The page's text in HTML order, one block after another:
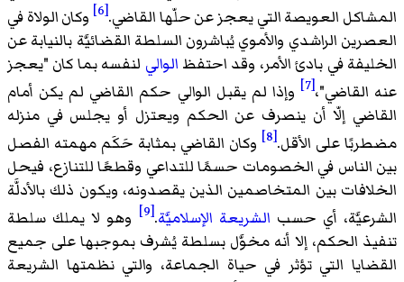
المشاكل العويصة التي يعجز عن حلّها القاضي.[6]
وكان الولاة في
العصرين الراشدي والأموي يُباشرون السلطة القضائيَّة بالنيابة عن
الخليفة في بادئ الأمر، وقد احتفظ الوالي لنفسه بما كان "يعجز
عنه القاضي"،[7]
وإذا لم يقبل الوالي حكم القاضي لم يكن أمام
القاضي إلّا أن ينصرف عن الحكم ويعتزل أو يجلس في منزله
مضطربًا على الأقل.[8]
وكان القاضي بمثابة حَكَم مهمته الفصل
بين الناس في الخصومات حسمًا للتداعي وقطعًا للتنازع، فيحل
الخلافات بين المتخاصمين الذين يقصدونه، ويكون ذلك بالأدلَّة
الشرعيَّة، أي حسب الشريعة الإسلاميَّة.
[9]
وهو لا يملك سلطة
تنفيذ الحكم، إلا أنه مخوَّل بسلطة يُشرف بموجبها على جميع
القضايا التي تؤثر في حياة الجماعة، والتي نظمتها الشريعة